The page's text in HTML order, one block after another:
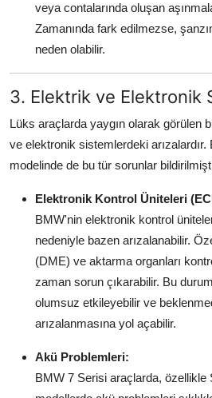
veya contalarında oluşan
Zamanında fark edilmezse,
neden olabilir.
3. Elektrik ve Elektronik
Lüks araçlarda yaygın olarak görülen
ve elektronik sistemlerdeki
modelinde de bu tür sorunlar
Elektronik Kontrol Üniteleri
BMW'nin elektronik kontrol
nedeniyle bazen arızalanabilir.
(DME) ve aktarma organları
zaman sorun çıkarabilir. Bu
olumsuz etkileyebilir ve
arızalanmasına yol açabilir.
Akü Problemleri:
BMW 7 Serisi araçlarda, özellikle